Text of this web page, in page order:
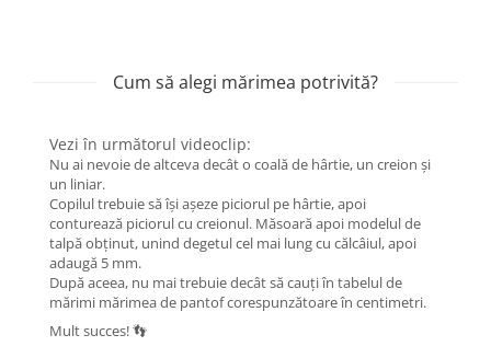
Cum să alegi mărimea potrivită?
Vezi în următorul videoclip:
Nu ai nevoie de altceva decât o coală de hârtie, un creion și
un liniar.
Copilul trebuie să își așeze piciorul pe hârtie, apoi
conturează piciorul cu creionul. Măsoară apoi modelul de
talpă obținut, unind degetul cel mai lung cu călcâiul, apoi
adaugă 5 mm.
După aceea, nu mai trebuie decât să cauți în tabelul de
mărimi mărimea de pantof corespunzătoare în centimetri.
Mult succes! 👣